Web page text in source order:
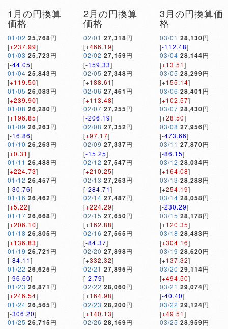
1月の円換算
価格
01/02 25,768円
[+237.99]
01/03 25,723円
[-44.05]
01/04 25,843円
[+119.50]
01/05 26,083円
[+239.90]
01/08 26,280円
[+196.85]
01/09 26,263円
[-16.86]
01/10 26,263円
[+0.31]
01/11 26,488円
[+224.73]
01/12 26,457円
[-30.76]
01/16 26,462円
[+5.22]
01/17 26,668円
[+206.10]
01/18 26,805円
[+136.83]
01/19 26,721 円
[-84.11]
01/22 26,625円
[-96.60]
01/23 26,871 円
[+246.54]
01/24 26,565円
[-306.20]
01/25 26,715円
2月の円換算
価格
02/01 27,318円
[+466.19]
02/02 27,159円
[-159.33]
02/05 27,348円
[+188.61]
02/06 27,461 円
[+113.48]
02/07 27,255円
[-206.19]
02/08 27,352円
[+97.17]
02/09 27,337円
[-15.25]
02/12 27,547円
[+210.25]
02/13 27,263円
[-284.71]
02/14 27,487円
[+224.29]
02/15 27,650円
[+162.88]
02/16 27,565円
[-84.37]
02/20 27,898円
[+332.32]
02/21 27,895円
[-2.79]
02/22 28,060円
[+164.98]
02/23 28,200円
[+140.13]
02/26 28,169円
3月の円換算価
格
03/01 28,130円
[-112.48]
03/04 28,144円
[+13.51]
03/05 28,299円
[+155.14]
03/06 28,401 円
[+102.57]
03/07 28,430円
[+28.50]
03/08 27,956円
[-473.66]
03/11 27,870円
[-86.15]
03/12 28,034円
[+164.08]
03/13 28,288円
[+254.19]
03/14 28,058円
[-230.29]
03/15 28,178円
[+120.35]
03/18 28,483円
[+304.16]
03/19 28,620円
[+137.32]
03/20 29,114円
[+494.50]
03/21 29,074円
[-40.40]
03/22 29,124円
[+49.51]
03/25 28,959円